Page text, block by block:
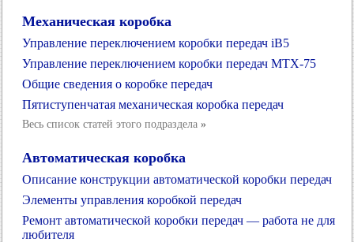
Механическая коробка
Управление переключением коробки передач iB5
Управление переключением коробки передач МТХ-75
Общие сведения о коробке передач
Пятиступенчатая механическая коробка передач
Весь список статей этого подраздела »
Автоматическая коробка
Описание конструкции автоматической коробки передач
Элементы управления коробкой передач
Ремонт автоматической коробки передач — работа не для
любителя